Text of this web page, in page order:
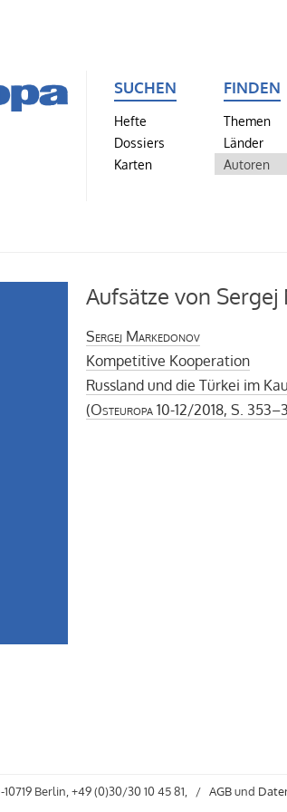
SUCHEN
Hefte
Dossiers
Karten
FINDEN
Themen
Länder
Autoren
Aufsätze von
Sergej Markedonov
Kompetitive Kooperation
Russland und die Türkei im
(Osteuropa 10-12/2018, S.
10719 Berlin, +49 (0)30/30 10 45 81, /AGBund